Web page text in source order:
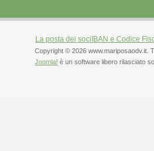
La posta dei soci IBAN e Codice
Copyright © 2026 www.mariposaodv.it.
Joomla! è un software libero rilasciato